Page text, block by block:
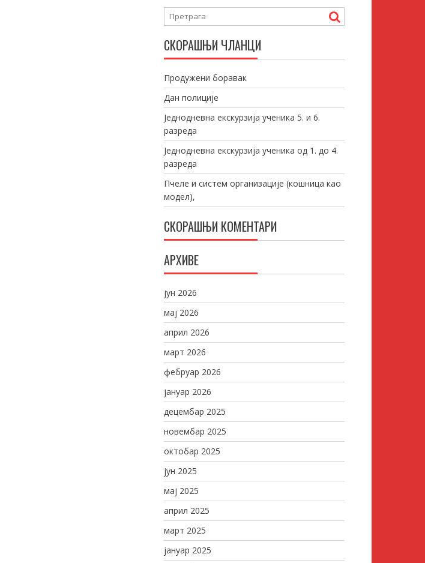
СКОРАШЊИ ЧЛАНЦИ
Продужени боравак
Дан полиције
Једнодневна екскурзија ученика 5. и 6.
разреда
Једнодневна екскурзија ученика од 1. до 4.
разреда
Пчеле и систем организације (кошница као
модел),
СКОРАШЊИ КОМЕНТАРИ
АРХИВЕ
јун 2026
мај 2026
април 2026
март 2026
фебруар 2026
јануар 2026
децембар 2025
новембар 2025
октобар 2025
јун 2025
мај 2025
април 2025
март 2025
јануар 2025